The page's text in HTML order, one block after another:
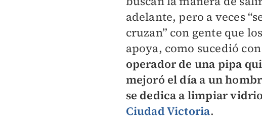
adelante, pero a veces
cruzan” con gente que los
apoya, como sucedió
operador de una pipa
mejoró el día a un
se dedica a limpiar
Ciudad Victoria.